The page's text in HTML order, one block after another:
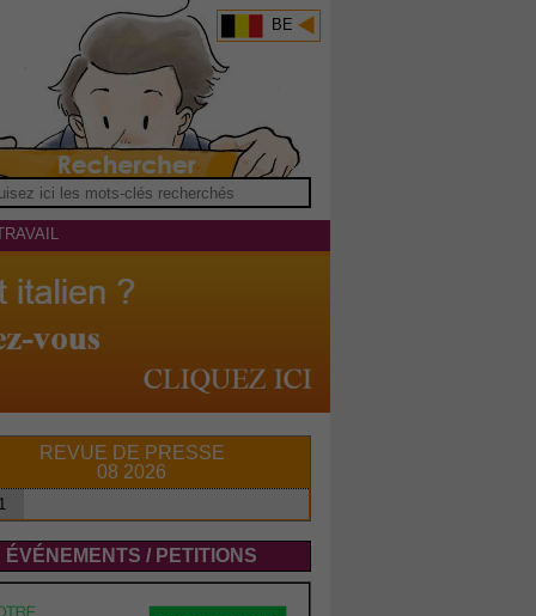
BE
REVUE DE PRESSE
08 2026
1
ÉVÉNEMENTS / PETITIONS